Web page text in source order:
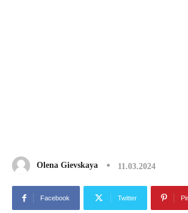
Olena Gievskaya 11.03.2024
Facebook Twitter